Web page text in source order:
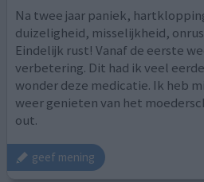
Na twee jaar paniek,
duizeligheid, misselijkheid,
Eindelijk rust! Vanaf de eerste
verbetering. Dit had ik veel
wonder deze medicatie. Ik heb
weer genieten van het
out.
geef mening